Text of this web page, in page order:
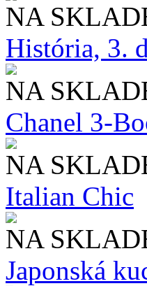
NA
História, 3.
NA
Chanel 3-
NA
Italian Chic
NA
Japonská